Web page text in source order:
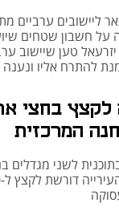
ליישובים ערביים
חשבון שטחים
טען שיישוב
להתרח אליו ונענה
לקצץ בחצי
המרכזית